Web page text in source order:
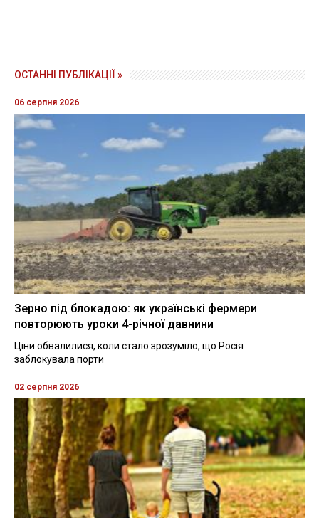
ОСТАННІ ПУБЛІКАЦІЇ »
06 серпня 2026
Зерно під блокадою: як українські фермери
повторюють уроки 4-річної давнини
Ціни обвалилися, коли стало зрозуміло, що Росія
заблокувала порти
02 серпня 2026